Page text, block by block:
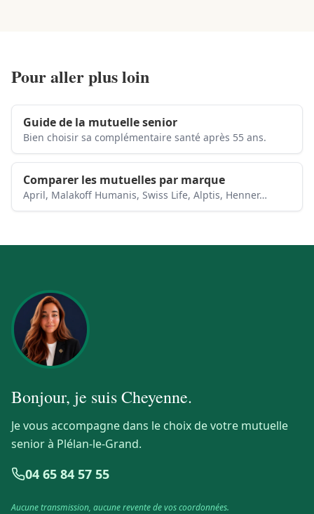
Pour aller plus loin
Guide de la mutuelle senior
Bien choisir sa complémentaire santé après 55 ans.
Comparer les mutuelles par marque
April, Malakoff Humanis, Swiss Life, Alptis, Henner…
Bonjour, je suisCheyenne.
Je vous accompagne dans le choix de votre mutuelle
senior à Plélan-le-Grand.
04 65 84 57 55
Aucune transmission, aucune revente de vos coordonnées.